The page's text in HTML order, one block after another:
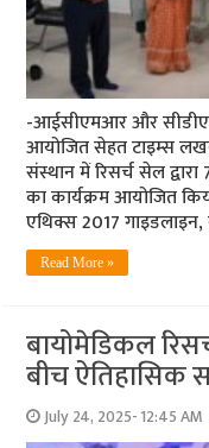
-आईसीएमआर और
आयोजित सेहत टाइम्स
संस्थान में रिसर्च सेल
का कार्यक्रम आयोजित
एथिक्स 2017
Read More »
बायोमेडिकल
बीच ऐतिहासिक
July 24, 2025- 12:45 AM